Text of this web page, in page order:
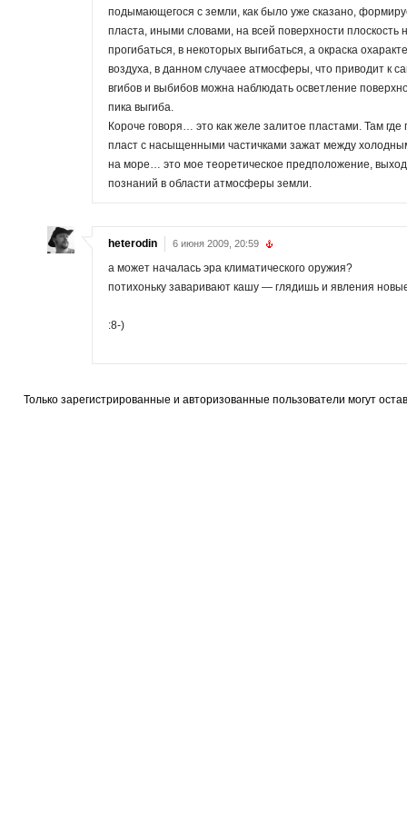
подымающегося с земли, как было уже сказано,
пласта, иными словами, на всей поверхности
прогибаться, в некоторых выгибаться, а окраска
воздуха, в данном случаее атмосферы, что приводит к
вгибов и выбибов можна наблюдать осветление
пика выгиба.
Короче говоря… это как желе залитое пластами. Там
пласт с насыщенными частичками зажат между
на море… это мое теоретическое предположение,
познаний в области атмосферы земли.
heterodin 6 июня 2009, 20:59
а может началась эра климатичеcкого оружия?
потихоньку заваривают кашу — глядишь и явления
:8-)
Только зарегистрированные и авторизованные пользователи могут